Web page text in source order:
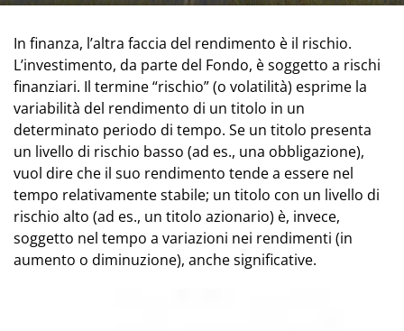
In finanza, l’altra faccia del rendimento è il rischio.
L’investimento, da parte del Fondo, è soggetto a rischi
finanziari. Il termine “rischio” (o volatilità) esprime la
variabilità del rendimento di un titolo in un
determinato periodo di tempo. Se un titolo presenta
un livello di rischio basso (ad es., una obbligazione),
vuol dire che il suo rendimento tende a essere nel
tempo relativamente stabile; un titolo con un livello di
rischio alto (ad es., un titolo azionario) è, invece,
soggetto nel tempo a variazioni nei rendimenti (in
aumento o diminuzione), anche significative.